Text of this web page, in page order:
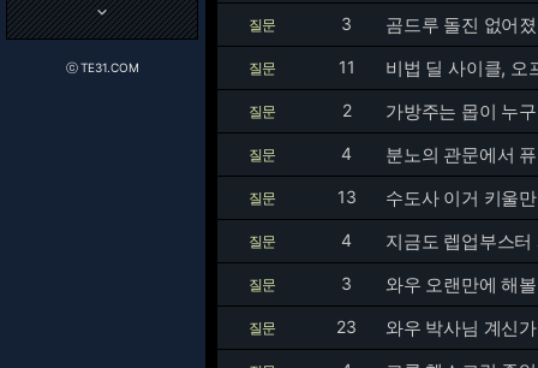
keyboard_arrow_down
ⓒ TE31.COM
질문 3 곰드루 돌진 없어
질문 11 비법 딜 사이클, 오
질문 2 가방주는 몹이 누
질문 4 분노의 관문에서
질문 13 수도사 이거 키울
질문 4 지금도 렙업부스
질문 3 와우 오랜만에 해
질문 23 와우 박사님 계신